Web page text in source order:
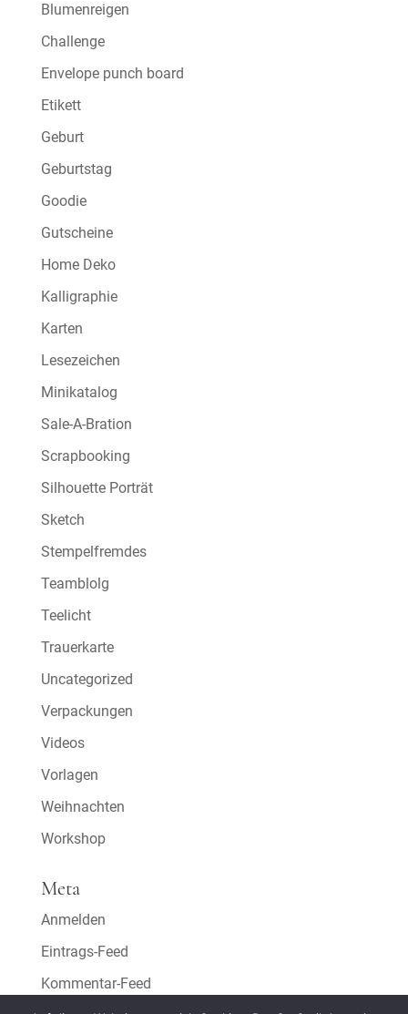
Blumenreigen
Challenge
Envelope punch board
Etikett
Geburt
Geburtstag
Goodie
Gutscheine
Home Deko
Kalligraphie
Karten
Lesezeichen
Minikatalog
Sale-A-Bration
Scrapbooking
Silhouette Porträt
Sketch
Stempelfremdes
Teamblolg
Teelicht
Trauerkarte
Uncategorized
Verpackungen
Videos
Vorlagen
Weihnachten
Workshop
Meta
Anmelden
Eintrags-Feed
Kommentar-Feed